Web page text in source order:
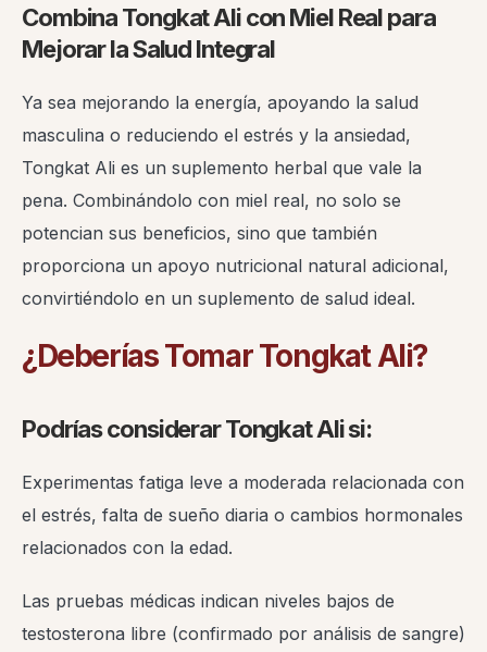
Combina Tongkat Ali con Miel Real para
Mejorar la Salud Integral
Ya sea mejorando la energía, apoyando la salud
masculina o reduciendo el estrés y la ansiedad,
Tongkat Ali es un suplemento herbal que vale la
pena. Combinándolo con miel real, no solo se
potencian sus beneficios, sino que también
proporciona un apoyo nutricional natural adicional,
convirtiéndolo en un suplemento de salud ideal.
¿Deberías Tomar Tongkat Ali?
Podrías considerar Tongkat Ali si:
Experimentas fatiga leve a moderada relacionada con
el estrés, falta de sueño diaria o cambios hormonales
relacionados con la edad.
Las pruebas médicas indican niveles bajos de
testosterona libre (confirmado por análisis de sangre)